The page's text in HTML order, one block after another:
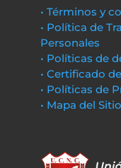
• Términos y
• Política de
Personales
• Políticas de
• Certificado
• Políticas de
• Mapa del Sitio